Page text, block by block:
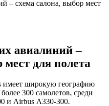
– схема салона, выбор мест
авиалиний –
для полета
имеет широкую географию
300 самолетов, среди
и Аirbus А330-300.